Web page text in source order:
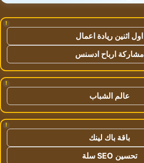
!
اول اثنين ريادة اعمال
مشاركة ارباح ادسنس
!
عالم الشباب
!
باقة باك لينك
تحسين SEO سلة